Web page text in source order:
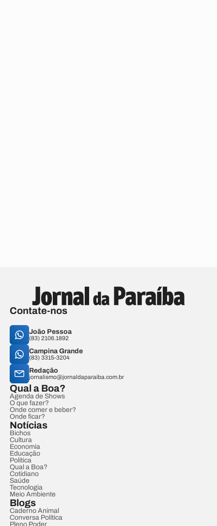
Contate-nos
João Pessoa
(83) 2106.1892
Campina Grande
(83) 3315-3204
Redação
jornalismo@jornaldaparaiba.com.br
Qual a Boa?
Agenda de Shows
O que fazer?
Onde comer e beber?
Onde ficar?
Notícias
Bichos
Cultura
Economia
Educação
Política
Qual a Boa?
Cotidiano
Saúde
Tecnologia
Meio Ambiente
Blogs
Caderno Animal
Conversa Política
Pleno Poder